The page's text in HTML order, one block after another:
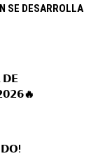
SE DESARROLLA
𝗗𝗘